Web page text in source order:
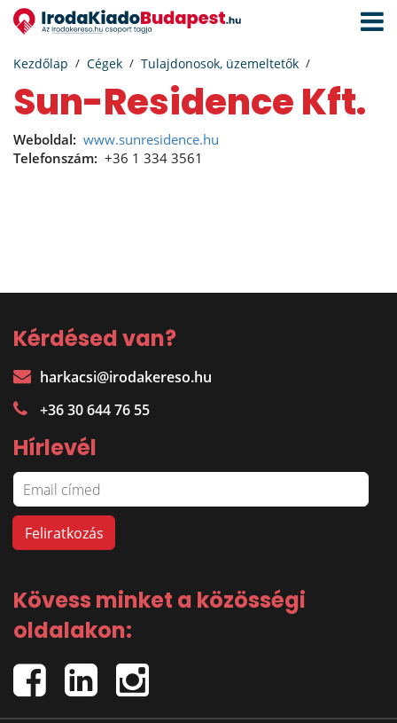
Kezdőlap Cégek Tulajdonosok, üzemeltetők
Sun-Residence Kft.
Weboldal: www.sunresidence.hu
Telefonszám: +36 1 334 3561
Kérdésed van?
harkacsi@irodakereso.hu
+36 30 644 76 55
Hírlevél
Kövess minket a közösségi
oldalakon: